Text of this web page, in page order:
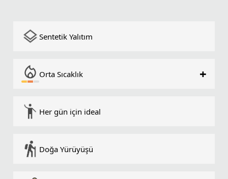
Sentetik Yalıtım
Orta Sıcaklık +
Her gün için ideal
Doğa Yürüyüşü